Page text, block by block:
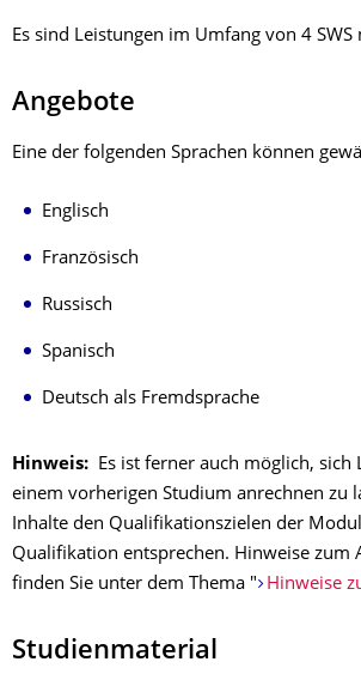
Es sind Leistungen im Umfang von 4 SWS
Angebote
Eine der folgenden Sprachen können
Englisch
Französisch
Russisch
Spanisch
Deutsch als Fremdsprache
Hinweis: Es ist ferner auch möglich, sich
einem vorherigen Studium anrechnen zu
Inhalte den Qualifikationszielen der
Qualifikation entsprechen. Hinweise zum
finden Sie unter dem Thema "
Hinweise
Studienmaterial